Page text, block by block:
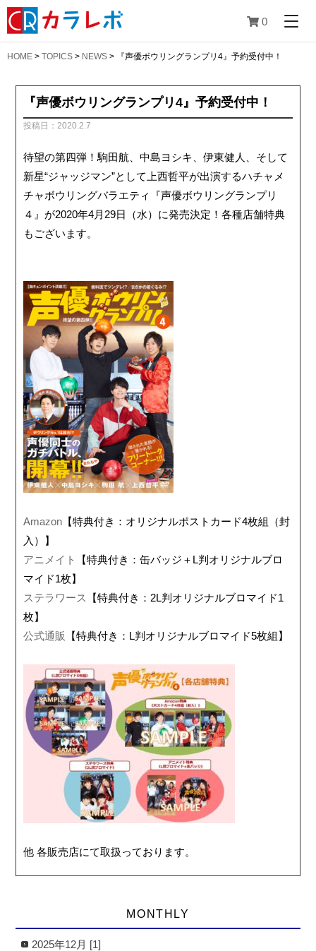
0
HOME > TOPICS > NEWS > 『声優ボウリングランプリ4』予約受付中！
『声優ボウリングランプリ4』予約受付中！
投稿日：2020.2.7
待望の第四弾！駒田航、中島ヨシキ、伊東健人、そして
新星“ジャッジマン”として上西哲平が出演するハチャメ
チャボウリングバラエティ『声優ボウリングランプリ
４』が2020年4月29日（水）に発売決定！各種店舗特典
もございます。
Amazon 【特典付き：オリジナルポストカード4枚組（封
入）】
アニメイト
【特典付き：缶バッジ＋L判オリジナルブロ
マイド1枚】
ステラワース
【特典付き：2L判オリジナルブロマイド1
枚】
公式通販
【特典付き：L判オリジナルブロマイド5枚組】
他 各販売店にて取扱っております。
MONTHLY
2025年12月 [1]